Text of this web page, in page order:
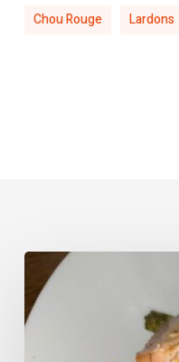
Chou Rouge Lardons